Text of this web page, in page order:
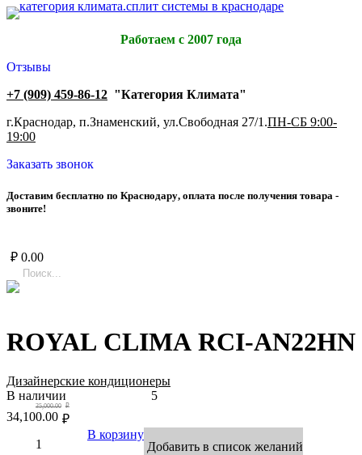
Работаем с 2007 года
Отзывы
+7 (909) 459-86-12 "Категория Климата"
г.Краснодар, п.Знаменский, ул.Свободная 27/1.ПН-СБ 9:00-
19:00
Заказать звонок
Доставим бесплатно по Краснодару, оплата после получения товара -
звоните!
₽ 0.00
ROYAL CLIMA RCI-AN22HN
Дизайнерские кондиционеры
В наличии
5
₽
34,100.00
₽
35,000.00
В корзину
Добавить в список желаний